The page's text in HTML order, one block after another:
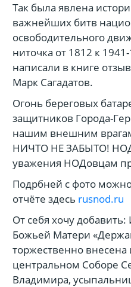
Так была явлена
важнейших битв
освободительного
ниточка от 1812 к
написали в книге
Марк Сагадатов.
Огонь береговых
защитников Города-
нашим внешним
НИЧТО НЕ ЗАБЫТО! НОД
уважения НОДовцам
Подрбней с фото
отчёте здесь rusnod.ru
От себя хочу
Божьей Матери
торжественно
центральном Соборе
Владимира,